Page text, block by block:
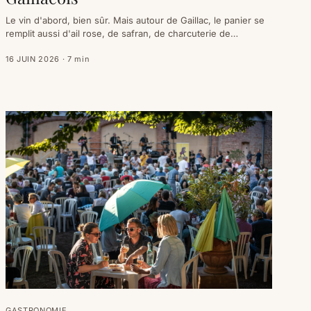
Le vin d'abord, bien sûr. Mais autour de Gaillac, le panier se
remplit aussi d'ail rose, de safran, de charcuterie de
est vraiment d'ici, ce qui vient du Tarn voisin, et ce qui est
16 JUIN 2026 · 7 min